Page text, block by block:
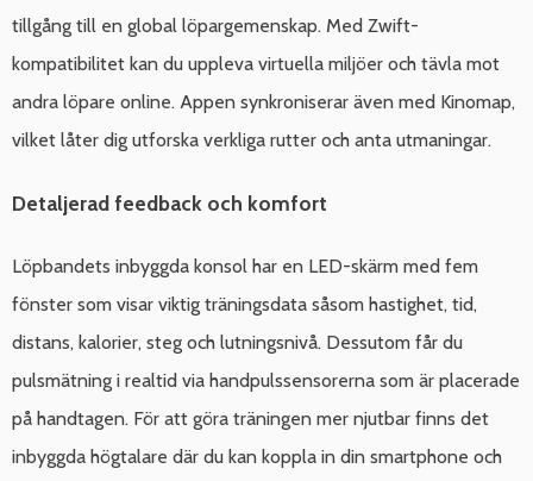
tillgång till en global löpargemenskap. Med Zwift-
kompatibilitet kan du uppleva virtuella miljöer och tävla mot
andra löpare online. Appen synkroniserar även med Kinomap,
vilket låter dig utforska verkliga rutter och anta utmaningar.
Detaljerad feedback och komfort
Löpbandets inbyggda konsol har en LED-skärm med fem
fönster som visar viktig träningsdata såsom hastighet, tid,
distans, kalorier, steg och lutningsnivå. Dessutom får du
pulsmätning i realtid via handpulssensorerna som är placerade
på handtagen. För att göra träningen mer njutbar finns det
inbyggda högtalare där du kan koppla in din smartphone och